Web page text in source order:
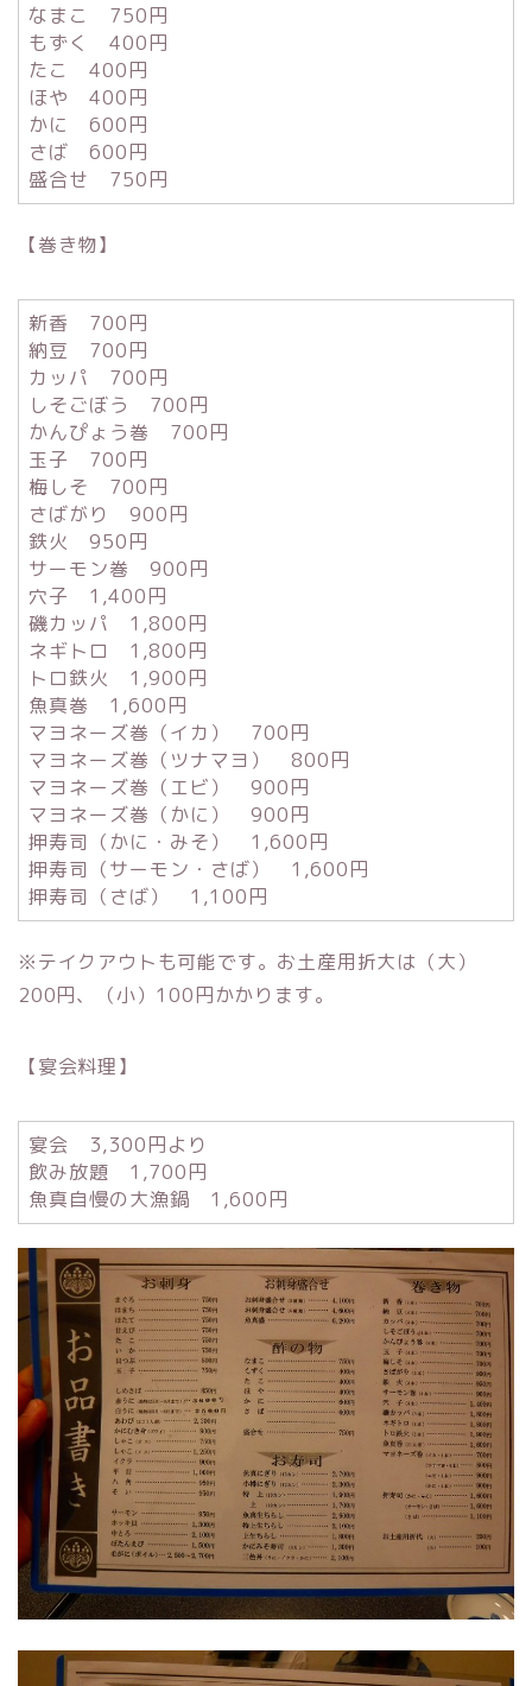
なまこ 750円
もずく 400円
たこ 400円
ほや 400円
かに 600円
さば 600円
盛合せ 750円
【巻き物】
新香 700円
納豆 700円
カッパ 700円
しそごぼう 700円
かんぴょう巻 700円
玉子 700円
梅しそ 700円
さばがり 900円
鉄火 950円
サーモン巻 900円
穴子 1,400円
磯カッパ 1,800円
ネギトロ 1,800円
トロ鉄火 1,900円
魚真巻 1,600円
マヨネーズ巻（イカ） 700円
マヨネーズ巻（ツナマヨ） 800円
マヨネーズ巻（エビ） 900円
マヨネーズ巻（かに） 900円
押寿司（かに・みそ） 1,600円
押寿司（サーモン・さば） 1,600円
押寿司（さば） 1,100円
※テイクアウトも可能です。お土産用折大は（大）
200円、（小）100円かかります。
【宴会料理】
宴会 3,300円より
飲み放題 1,700円
魚真自慢の大漁鍋 1,600円